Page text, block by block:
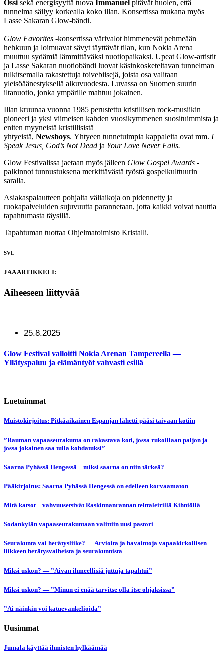
Ossi sekä energisyyttä tuova Immanuel pitävät huolen, että
tunnelma säilyy korkealla koko illan. Konsertissa mukana myös
Lasse Sakaran Glow-bändi.
Glow Favorites -konsertissa värivalot himmenevät pehmeään
hehkuun ja loimuavat sävyt täyttävät tilan, kun Nokia Arena
muuttuu sydämiä lämmittäväksi nuotiopaikaksi. Upeat Glow-artistit
ja Lasse Sakaran nuotiobändi luovat käsinkosketeltavan tunnelman
tulkitsemalla rakastettuja toivebiisejä, joista osa valitaan
yleisöäänestyksellä alkuvuodesta. Luvassa on Suomen suurin
iltanuotio, jonka ympärille mahtuu jokainen.
Illan kruunaa vuonna 1985 perustettu kristillisen rock-musiikin
pioneeri ja yksi viimeisen kahden vuosikymmenen suosituimmista ja
eniten myyneistä kristillisistä
yhtyeistä, Newsboys. Yhtyeen tunnetuimpia kappaleita ovat mm. I
Speak Jesus, God’s Not Dead ja Your Love Never Fails.
Glow Festivalissa jaetaan myös jälleen Glow Gospel Awards -
palkinnot tunnustuksena merkittävästä työstä gospelkulttuurin
saralla.
Asiakaspalautteen pohjalta väliaikoja on pidennetty ja
ruokapalveluiden sujuvuutta parannetaan, jotta kaikki voivat nauttia
tapahtumasta täysillä.
Tapahtuman tuottaa Ohjelmatoimisto Kristalli.
SVL
JAA ARTIKKELI:
Aiheeseen liittyvää
25.8.2025
Glow Festival valloitti Nokia Arenan Tampereella —
Yllätyspaluu ja elämäntyöt vahvasti esillä
Luetuimmat
Muistokirjoitus: Pitkäaikainen Espanjan lähetti pääsi taivaan kotiin
”Rauman vapaaseurakunta on rakastava koti, jossa rukoillaan paljon ja
jossa jokainen saa tulla kohdatuksi”
Saarna Pyhässä Hengessä – miksi saarna on niin tärkeä?
Pääkirjoitus: Saarna Pyhässä Hengessä on edelleen korvaamaton
Mitä katsot – vahvuusetsivät Raskinnanrannan telttaleirillä Kihniöllä
Sodankylän vapaaseurakuntaan valittiin uusi pastori
Seurakunta vai herätysliike? — Arvioita ja havaintoja vapaakirkollisen
liikkeen herätysvaiheista ja seurakunnista
Miksi uskon? — ”Aivan ihmeellisiä juttuja tapahtui”
Miksi uskon? — ”Minun ei enää tarvitse olla itse ohjaksissa”
”Ai näinkin voi katuevankelioida”
Uusimmat
Jumala käyttää ihmisten hylkäämää